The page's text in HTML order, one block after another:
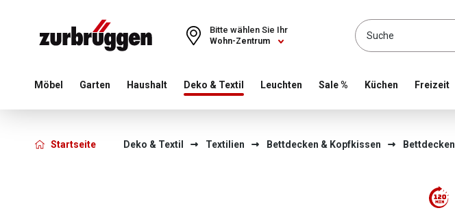
Choose a different country or region to see content for your location and shop online
Wohn-Zentrum
Bitte wählen Sie Ihr
Möbel Garten Haushalt Deko & Textil Leuchten Sale % Küchen Freizeit
Startseite Deko & Textil Textilien Bettdecken & Kopfkissen Bettdecken